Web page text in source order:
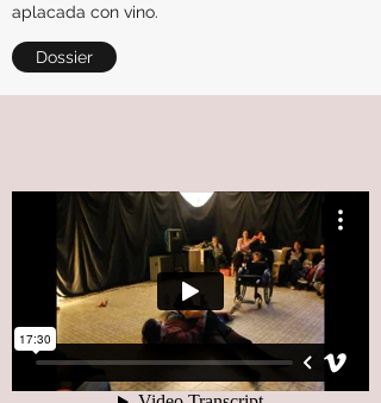
aplacada con vino.
Dossier